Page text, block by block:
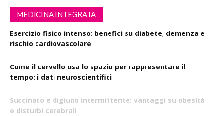
MEDICINA INTEGRATA
Esercizio fisico intenso: benefici su diabete, demenza e
rischio cardiovascolare
Come il cervello usa lo spazio per rappresentare il
tempo: i dati neuroscientifici
Succinato e digiuno intermittente: vantaggi su obesità
e disturbi cerebrali